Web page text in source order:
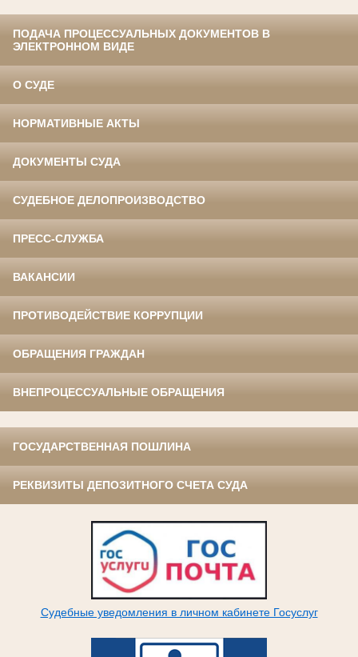
ПОДАЧА ПРОЦЕССУАЛЬНЫХ ДОКУМЕНТОВ В
ЭЛЕКТРОННОМ ВИДЕ
О СУДЕ
НОРМАТИВНЫЕ АКТЫ
ДОКУМЕНТЫ СУДА
СУДЕБНОЕ ДЕЛОПРОИЗВОДСТВО
ПРЕСС-СЛУЖБА
ВАКАНСИИ
ПРОТИВОДЕЙСТВИЕ КОРРУПЦИИ
ОБРАЩЕНИЯ ГРАЖДАН
ВНЕПРОЦЕССУАЛЬНЫЕ ОБРАЩЕНИЯ
ГОСУДАРСТВЕННАЯ ПОШЛИНА
РЕКВИЗИТЫ ДЕПОЗИТНОГО СЧЕТА СУДА
Судебные уведомления в личном кабинете Госуслуг